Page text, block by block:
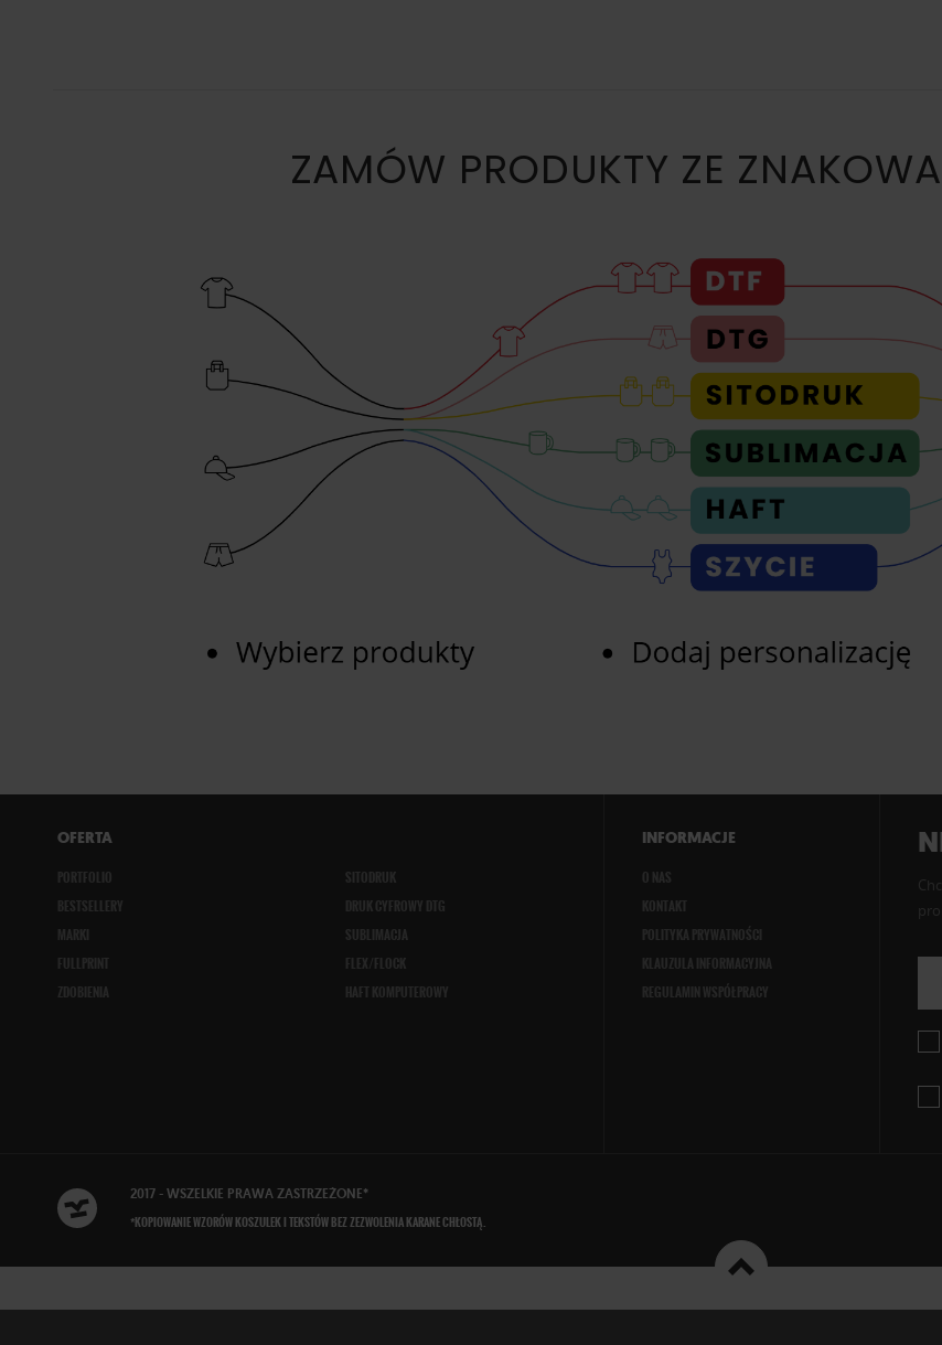
ZAMÓW PRODUKTY ZE
OFERTA
PORTFOLIO
BESTSELLERY
MARKI
FULLPRINT
ZDOBIENIA
SITODRUK
DRUK CYFROWY DTG
SUBLIMACJA
FLEX/FLOCK
HAFT KOMPUTEROWY
INFORMACJE
O NAS
KONTAKT
POLITYKA PRYWATNOŚCI
KLAUZULA INFORMACYJNA
REGULAMIN WSPÓŁPRACY
2017 - WSZELKIE PRAWA ZASTRZEŻONE*
*KOPIOWANIE WZORÓW KOSZULEK I TEKSTÓW BEZ ZEZWOLENIA KARANE CHŁOSTĄ.